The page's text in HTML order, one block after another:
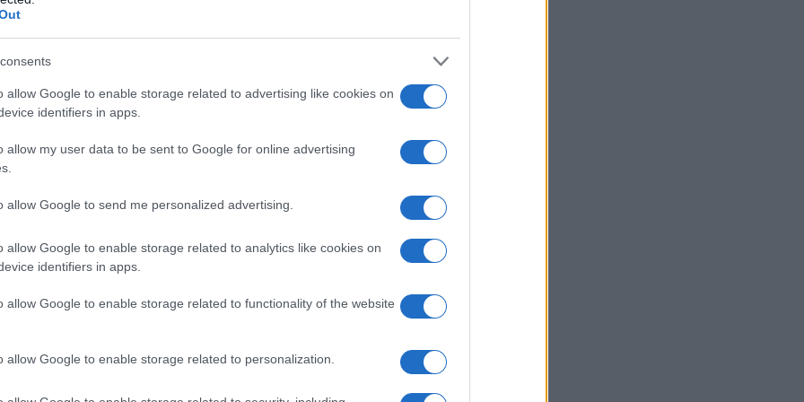
allow Google to enable storage related to advertising like cookies on
identifiers in apps.
allow my user data to be sent to Google for online advertising
allow Google to send me personalized advertising.
allow Google to enable storage related to analytics like cookies on
identifiers in apps.
allow Google to enable storage related to functionality of the website
allow Google to enable storage related to personalization.
Ορμούζ, από όπου διέρχεται σχεδόν το ένα
LNG, έχει προκαλέσει ακραία νευρικότητα
αγορά, με την τιμή του LNG να
11,59 της αντίστοιχης περσινής
ότι μια παρατεταμένη εμπλοκή
προκαλέσει παγκόσμιο έλλειμμα 26
ενώ ο διευθύνων σύμβουλος της Saudi
σοκ ενεργειακού εφοδιασμού στην
Θαλάσσιο Πέρασμα (NSR), που
αρκτικής ακτογραμμής, αποκτά ιστορική
χρόνο μεταφοράς εμπορευμάτων μεταξύ
30% σε σύγκριση με το Κανάλι του Σουέζ.
στην περιοχή αυξήθηκε κατά 40% την
αεράμυνα — «Εφιάλτης» για το Κίεβο
οι ρωσικοί βαλλιστικοί πύραυλοι
ΤΟΥΡΚΙΑ
Τουρκικός Τύπος: Γιατί οι Τούρκοι
προτιμούν μαζικά τα ελληνικά νησιά —
τιμές
ΠΟΛΙΤΙΚΗ
07/08/26 - 19:43
Ισραηλινού πρέσβη Νόαμ Κατζ στην
07/08/26 - 19:29
«Εμφύλιος» στο κόμμα Καρυστιανού -